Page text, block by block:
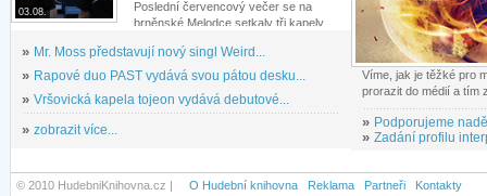
03.08.
Poslední červencový večer se na
brněnské Melodce setkaly tři kapely...
» Mr. Moss představují nový singl Weird...
» Rapové duo PAST vydává svou pátou desku...
» Vršovická kapela tojeon vydává debutové...
» zobrazit více...
Víme, jak je těžké pro
prorazit do médií a tím
» Podporujeme
» Zadání profilu
© 2010 HudebniKnihovna.cz | O Hudební knihovna Reklama Partneři Kontakty